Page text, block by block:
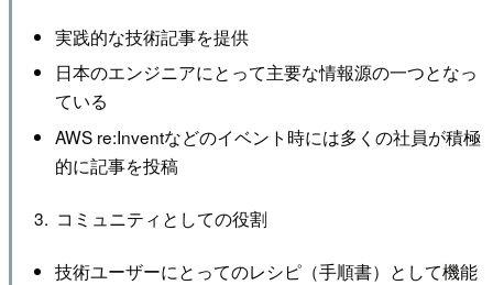
実践的な技術記事を提供
日本のエンジニアにとって主要な情報源の一つとなっ
ている
AWS re:Inventなどのイベント時には多くの社員が積極
的に記事を投稿
コミュニティとしての役割
技術ユーザーにとってのレシピ（手順書）として機能